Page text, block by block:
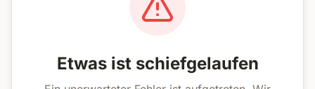
Etwas ist schiefgelaufen